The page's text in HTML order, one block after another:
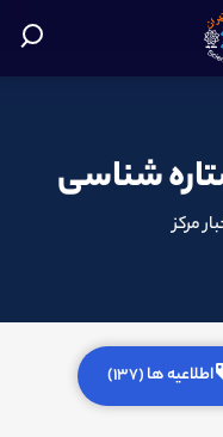
شناسی
مرکز
اطلاعیه ها (137)